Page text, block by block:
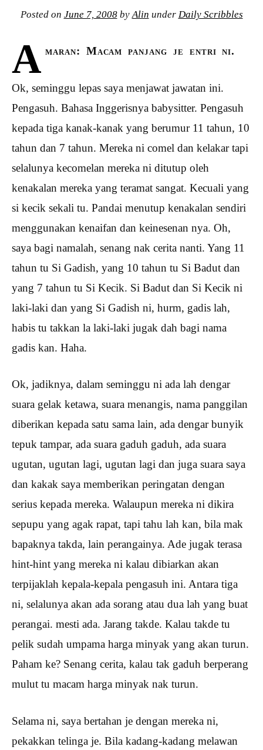
Posted on June 7, 2008by Alin under Daily Scribbles
A maran: Macam panjang je entri ni.
Ok, seminggu lepas saya menjawat jawatan ini.
Pengasuh. Bahasa Inggerisnya babysitter. Pengasuh
kepada tiga kanak-kanak yang berumur 11 tahun, 10
tahun dan 7 tahun. Mereka ni comel dan kelakar tapi
selalunya kecomelan mereka ni ditutup oleh
kenakalan mereka yang teramat sangat. Kecuali yang
si kecik sekali tu. Pandai menutup kenakalan sendiri
menggunakan kenaifan dan keinesenan nya. Oh,
saya bagi namalah, senang nak cerita nanti. Yang 11
tahun tu Si Gadish, yang 10 tahun tu Si Badut dan
yang 7 tahun tu Si Kecik. Si Badut dan Si Kecik ni
laki-laki dan yang Si Gadish ni, hurm, gadis lah,
habis tu takkan la laki-laki jugak dah bagi nama
gadis kan. Haha.
Ok, jadiknya, dalam seminggu ni ada lah dengar
suara gelak ketawa, suara menangis, nama panggilan
diberikan kepada satu sama lain, ada dengar bunyik
tepuk tampar, ada suara gaduh gaduh, ada suara
ugutan, ugutan lagi, ugutan lagi dan juga suara saya
dan kakak saya memberikan peringatan dengan
serius kepada mereka. Walaupun mereka ni dikira
sepupu yang agak rapat, tapi tahu lah kan, bila mak
bapaknya takda, lain perangainya. Ade jugak terasa
hint-hint yang mereka ni kalau dibiarkan akan
terpijaklah kepala-kepala pengasuh ini. Antara tiga
ni, selalunya akan ada sorang atau dua lah yang buat
perangai. mesti ada. Jarang takde. Kalau takde tu
pelik sudah umpama harga minyak yang akan turun.
Paham ke? Senang cerita, kalau tak gaduh berperang
mulut tu macam harga minyak nak turun.
Selama ni, saya bertahan je dengan mereka ni,
pekakkan telinga je. Bila kadang-kadang melawan